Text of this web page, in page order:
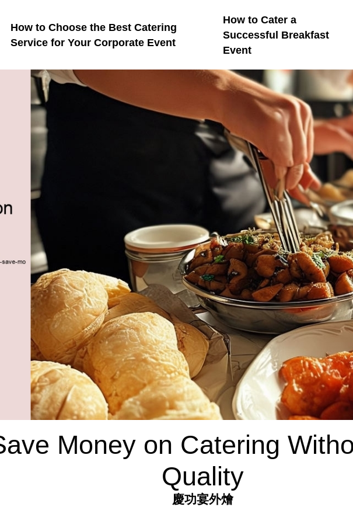
How to Choose the Best Catering
Service for Your Corporate Event
How to Cater a
Successful Breakfast
Event
Money on Catering
Quality
慶功宴外燴